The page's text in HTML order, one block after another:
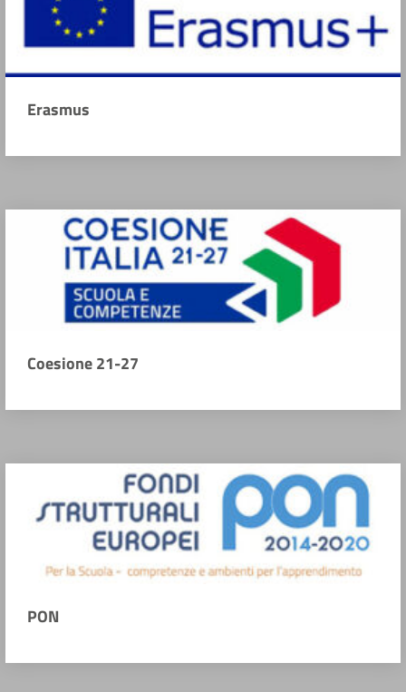
Erasmus
Coesione 21-27
PON